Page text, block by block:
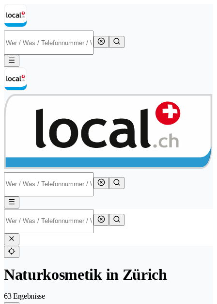
Naturkosmetik in Zürich
63 Ergebnisse